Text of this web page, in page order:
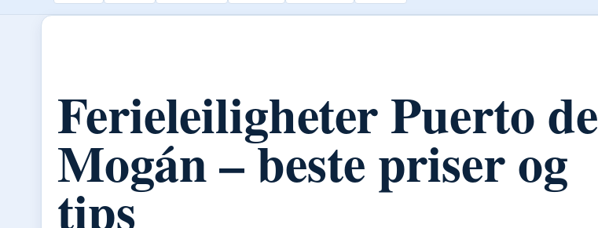
Ferieleiligheter Puerto de
Mogán – beste priser og
tips